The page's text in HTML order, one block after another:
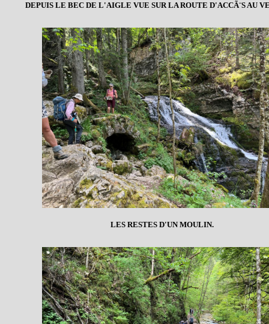
DEPUIS LE BEC DE L'AIGLE VUE SUR LA ROUTE D'ACCÃ¨S AU
LES RESTES D'UN MOULIN.